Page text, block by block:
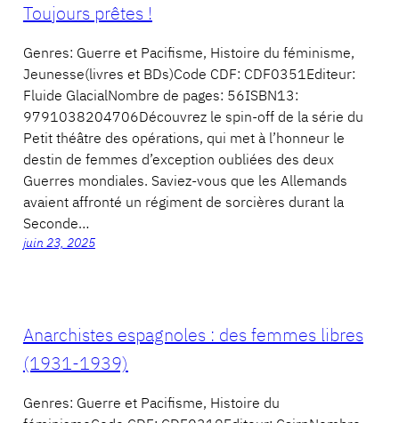
Toujours prêtes !
Genres: Guerre et Pacifisme, Histoire du féminisme,
Jeunesse(livres et BDs)Code CDF: CDF0351Editeur:
Fluide GlacialNombre de pages: 56ISBN13:
9791038204706Découvrez le spin-off de la série du
Petit théâtre des opérations, qui met à l’honneur le
destin de femmes d’exception oubliées des deux
Guerres mondiales. Saviez-vous que les Allemands
avaient affronté un régiment de sorcières durant la
Seconde…
juin 23, 2025
Anarchistes espagnoles : des femmes libres
(1931-1939)
Genres: Guerre et Pacifisme, Histoire du